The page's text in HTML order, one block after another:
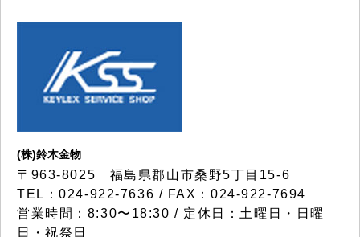
(株)鈴木金物
〒963-8025 福島県郡山市桑野5丁目15-6
TEL：024-922-7636 / FAX：024-922-7694
営業時間：8:30〜18:30 / 定休日：土曜日・日曜
日・祝祭日